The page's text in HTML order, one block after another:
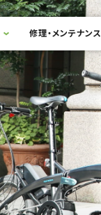
修理・メンテナンス